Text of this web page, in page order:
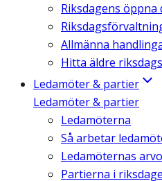
Riksdagens öppna
Allmänna
Hitta äldre
Ledamöter & partier
Ledamöter & partier
Ledamöterna
Så arbetar
Ledamöternas
Partierna i